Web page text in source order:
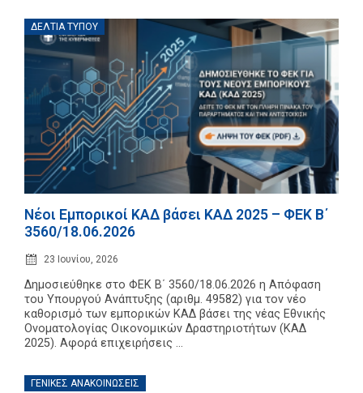
Έκθεση
Πιερία
ΔΕΛΤΊΑ ΤΎΠΟΥ
Νέοι Εμπορικοί ΚΑΔ βάσει ΚΑΔ 2025 – ΦΕΚ Β΄
3560/18.06.2026
23 Ιουνίου, 2026
Δημοσιεύθηκε στο ΦΕΚ Β΄ 3560/18.06.2026 η Απόφαση
του Υπουργού Ανάπτυξης (αριθμ. 49582) για τον νέο
καθορισμό των εμπορικών ΚΑΔ βάσει της νέας Εθνικής
Ονοματολογίας Οικονομικών Δραστηριοτήτων (ΚΑΔ
2025). Αφορά επιχειρήσεις ...
ΓΕΝΙΚΈΣ ΑΝΑΚΟΙΝΏΣΕΙΣ